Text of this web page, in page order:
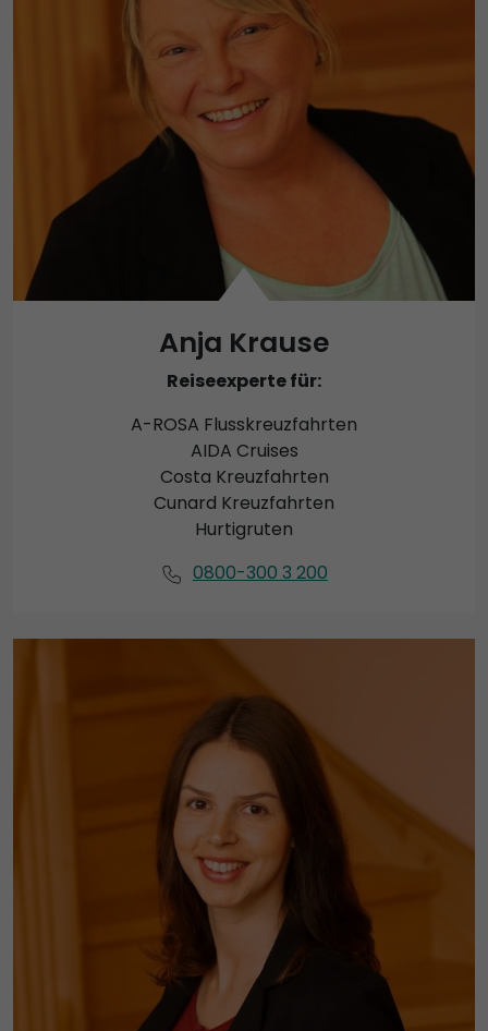
Anja Krause
Reiseexperte für:
A-ROSA Flusskreuzfahrten
AIDA Cruises
Costa Kreuzfahrten
Cunard Kreuzfahrten
Hurtigruten
0800-300 3 200